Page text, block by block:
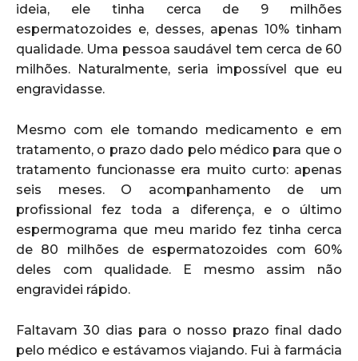
ideia, ele tinha cerca de 9 milhões
espermatozoides e, desses, apenas 10% tinham
qualidade. Uma pessoa saudável tem cerca de 60
milhões. Naturalmente, seria impossível que eu
engravidasse.
Mesmo com ele tomando medicamento e em
tratamento, o prazo dado pelo médico para que o
tratamento funcionasse era muito curto: apenas
seis meses. O acompanhamento de um
profissional fez toda a diferença, e o último
espermograma que meu marido fez tinha cerca
de 80 milhões de espermatozoides com 60%
deles com qualidade. E mesmo assim não
engravidei rápido.
Faltavam 30 dias para o nosso prazo final dado
pelo médico e estávamos viajando. Fui à farmácia